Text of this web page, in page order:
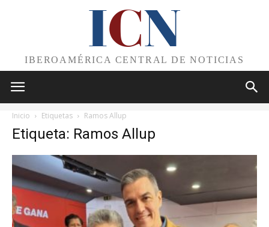
ICN
IBEROAMÉRICA CENTRAL DE NOTICIAS
Inicio Etiquetas Ramos Allup
Etiqueta: Ramos Allup